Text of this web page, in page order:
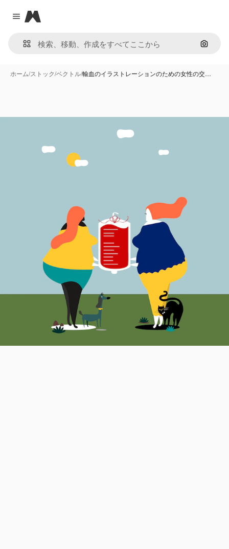
Close menu
Magnific
画像で
ホーム/ストック/ベクトル/輸血のイラストレーションのための女性の交…